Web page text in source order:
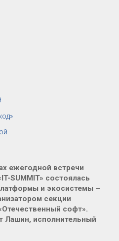
ежегодной встречи
SUMMIT» состоялась
и экосистемы –
секции
софт».
Лашин, исполнительный